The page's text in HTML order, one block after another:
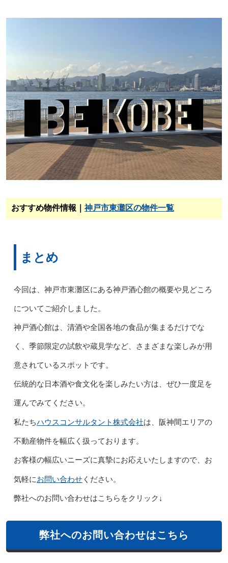
おすすめ物件情報｜神戸市東灘区の物件一覧
まとめ
今回は、神戸市東灘区にある神戸酒心館の概要や見どころ
についてご紹介しました。
神戸酒心館は、清酒や全国各地の食品が集まるだけでな
く、季節限定の試飲や蔵見学など、さまざまな楽しみが用
意されているスポットです。
伝統的な日本酒や食文化を楽しみたい方は、ぜひ一度足を
運んでみてください。
私たちハウスコンサルタント株式会社は、阪神間エリアの
不動産物件を幅広く扱っております。
お客様の幅広いニーズに真摯にお応えいたしますので、お
気軽にお問い合わせください。
弊社へのお問い合わせはこちらをクリック↓
弊社へのお問い合わせはこちら